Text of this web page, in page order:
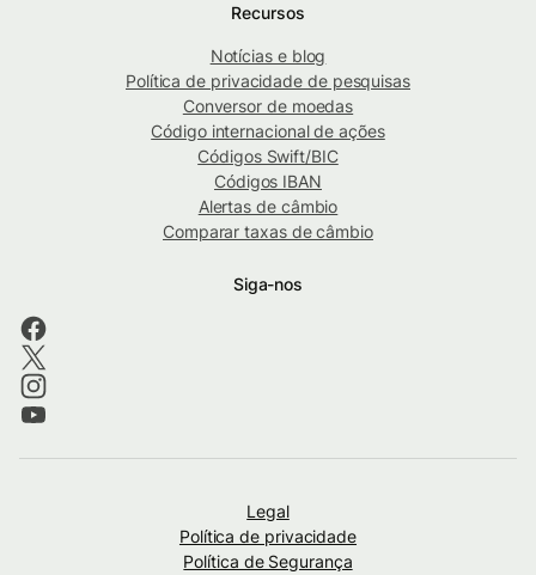
Recursos
Notícias e blog
Política de privacidade de pesquisas
Conversor de moedas
Código internacional de ações
Códigos Swift/BIC
Códigos IBAN
Alertas de câmbio
Comparar taxas de câmbio
Siga-nos
Legal
Política de privacidade
Política de Segurança